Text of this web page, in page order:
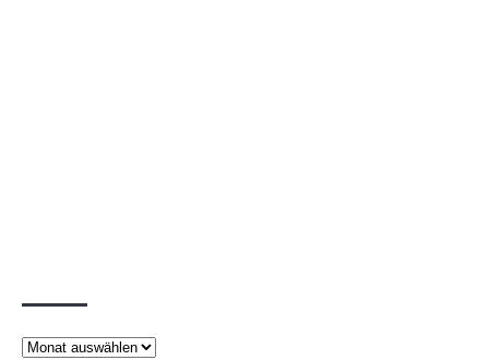
Beiträge